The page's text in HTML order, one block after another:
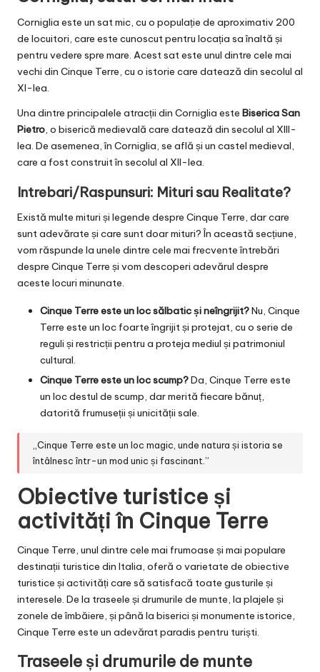
Corniglia este un sat mic, cu o populație de aproximativ 200
de locuitori, care este cunoscut pentru locația sa înaltă și
pentru vedere spre mare. Acest sat este unul dintre cele mai
vechi din Cinque Terre, cu o istorie care datează din secolul al
XI-lea.
Una dintre principalele atracții din Corniglia este Biserica San
Pietro, o biserică medievală care datează din secolul al XIII-
lea. De asemenea, în Corniglia, se află și un castel medieval,
care a fost construit în secolul al XII-lea.
Intrebari/Raspunsuri: Mituri sau Realitate?
Există multe mituri și legende despre Cinque Terre, dar care
sunt adevărate și care sunt doar mituri? În această secțiune,
vom răspunde la unele dintre cele mai frecvente întrebări
despre Cinque Terre și vom descoperi adevărul despre
aceste locuri minunate.
Cinque Terre este un loc sălbatic și neîngrijit?Nu, Cinque
Terre este un loc foarte îngrijit și protejat, cu o serie de
reguli și restricții pentru a proteja mediul și patrimoniul
cultural.
Cinque Terre este un loc scump?Da, Cinque Terre este
un loc destul de scump, dar merită fiecare bănuț,
datorită frumuseții și unicității sale.
„Cinque Terre este un loc magic, unde natura și istoria se
întâlnesc într-un mod unic și fascinant.”
Obiective turistice și
activități în Cinque Terre
Cinque Terre, unul dintre cele mai frumoase și mai populare
destinații turistice din Italia, oferă o varietate de obiective
turistice și activități care să satisfacă toate gusturile și
interesele. De la traseele și drumurile de munte, la plajele și
zonele de îmbăiere, și până la biserici și monumente istorice,
Cinque Terre este un adevărat paradis pentru turiști.
Traseele și drumurile de munte